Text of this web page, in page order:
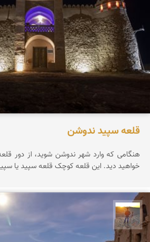
قلعه سپید ندوشن
هنگامی که وارد شهر ندوشن شوید، از دور قلعه
خواهید دید. این قلعه کوچک قلعه سپید یا سپیده یا سفیده نام